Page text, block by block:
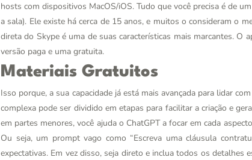
hosts com dispositivos MacOS/iOS. Tudo que você precisa é de
a sala). Ele existe há cerca de 15 anos, e muitos o consideram o
direta do Skype é uma de suas características mais marcantes.
versão paga e uma gratuita.
Materiais Gratuitos
Isso porque, a sua capacidade já está mais avançada para lidar
complexa pode ser dividido em etapas para facilitar a criação e
em partes menores, você ajuda o ChatGPT a focar em cada
Ou seja, um prompt vago como “Escreva uma cláusula
expectativas. Em vez disso, seja direto e inclua todos os detalhes